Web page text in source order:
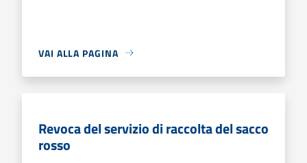
VAI ALLA PAGINA
Revoca del servizio di raccolta del sacco
rosso